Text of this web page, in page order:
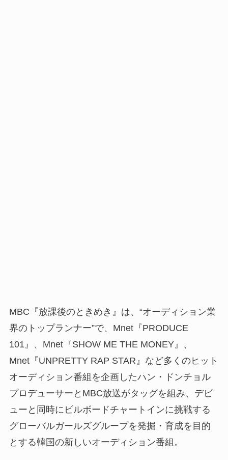
MBC『放課後のときめき』は、“オーディション業
界のトップランナー”で、Mnet『PRODUCE
101』、Mnet『SHOW ME THE MONEY』、
Mnet『UNPRETTY RAP STAR』など多くのヒット
オーディション番組を企画したハン・ドンチョル
プロデューサーとMBC放送がタッグを組み、デビ
ューと同時にビルボードチャートインに挑戦する
グローバルガールズグループを発掘・育成を目的
とする韓国の新しいオーディション番組。